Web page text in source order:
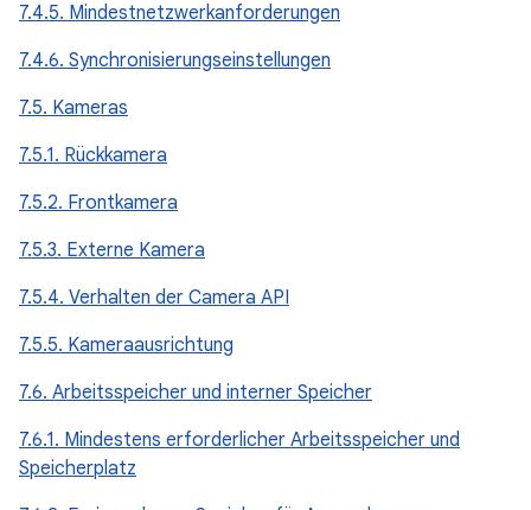
7.4.5. Mindestnetzwerkanforderungen
7.4.6. Synchronisierungseinstellungen
7.5. Kameras
7.5.1. Rückkamera
7.5.2. Frontkamera
7.5.3. Externe Kamera
7.5.4. Verhalten der Camera API
7.5.5. Kameraausrichtung
7.6. Arbeitsspeicher und interner Speicher
7.6.1. Mindestens erforderlicher Arbeitsspeicher und
Speicherplatz